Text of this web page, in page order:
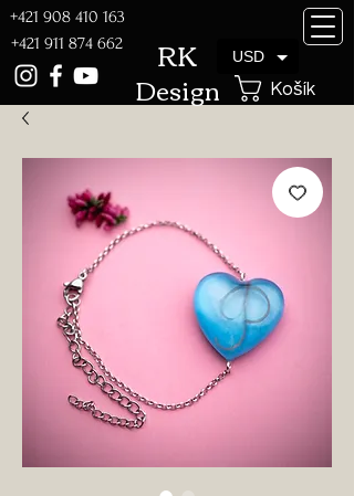
Design
RK
+421 908 410 163
Košík
+421 911 874 662
USD